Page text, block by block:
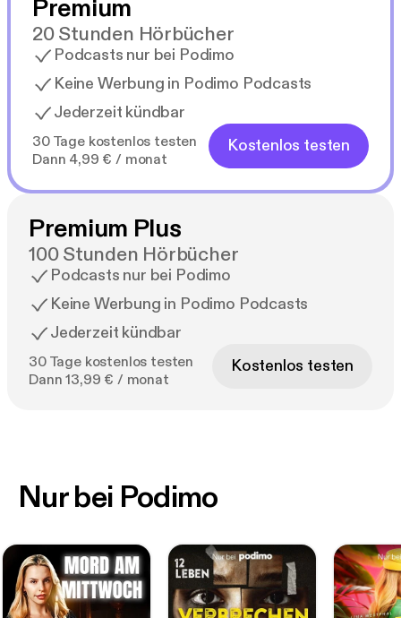
Premium
20 Stunden Hörbücher
Podcasts nur bei Podimo
Keine Werbung in Podimo Podcasts
Jederzeit kündbar
30 Tage kostenlos testen
Dann 4,99 € / monat
Kostenlos testen
Premium Plus
100 Stunden Hörbücher
Podcasts nur bei Podimo
Keine Werbung in Podimo Podcasts
Jederzeit kündbar
30 Tage kostenlos testen
Dann 13,99 € / monat
Kostenlos testen
Nur bei Podimo